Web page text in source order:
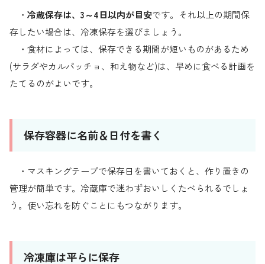
・ 冷蔵保存は、3～4日以内が目安です。それ以上の期間保
存したい場合は、冷凍保存を選びましょう。
・食材によっては、保存できる期間が短いものがあるため
(サラダやカルパッチョ、和え物など)は、早めに食べる計画を
たてるのがよいです。
保存容器に名前＆日付を書く
・マスキングテープで保存日を書いておくと、作り置きの
管理が簡単です。冷蔵庫で迷わずおいしくたべられるでしょ
う。使い忘れを防ぐことにもつながります。
冷凍庫は平らに保存